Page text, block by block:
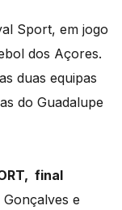
Sport, em jogo
dos Açores.
duas equipas
do Guadalupe
final
e